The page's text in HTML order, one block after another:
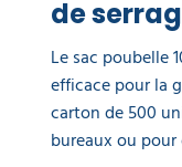
EQUIPEMENT
DE
PROTECTION
INDIVIDUELLE
de
Le sac poubelle
efficace pour la
carton de 500
bureaux ou